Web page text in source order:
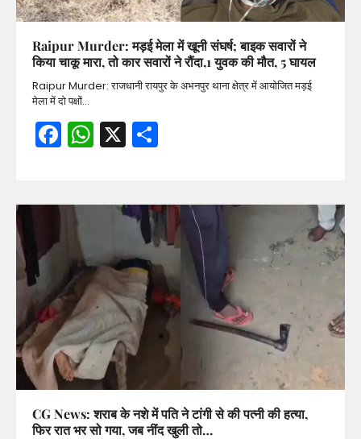
Raipur Murder: मड़ई मेला में खूनी संघर्ष; बाइक सवारों ने
किया चाकू मारा, तो कार सवारों ने रौंदा,1 युवक की मौत, 5 घायल
Raipur Murder: राजधानी रायपुर के अभनपुर थाना क्षेत्र में आयोजित मड़ई
मेला में दो पक्षों…
Facebook
WhatsApp
X
CG News: शराब के नशे में पति ने टांगी से की पत्नी की हत्या,
फिर रात भर सो गया, जब नींद खुली तो…